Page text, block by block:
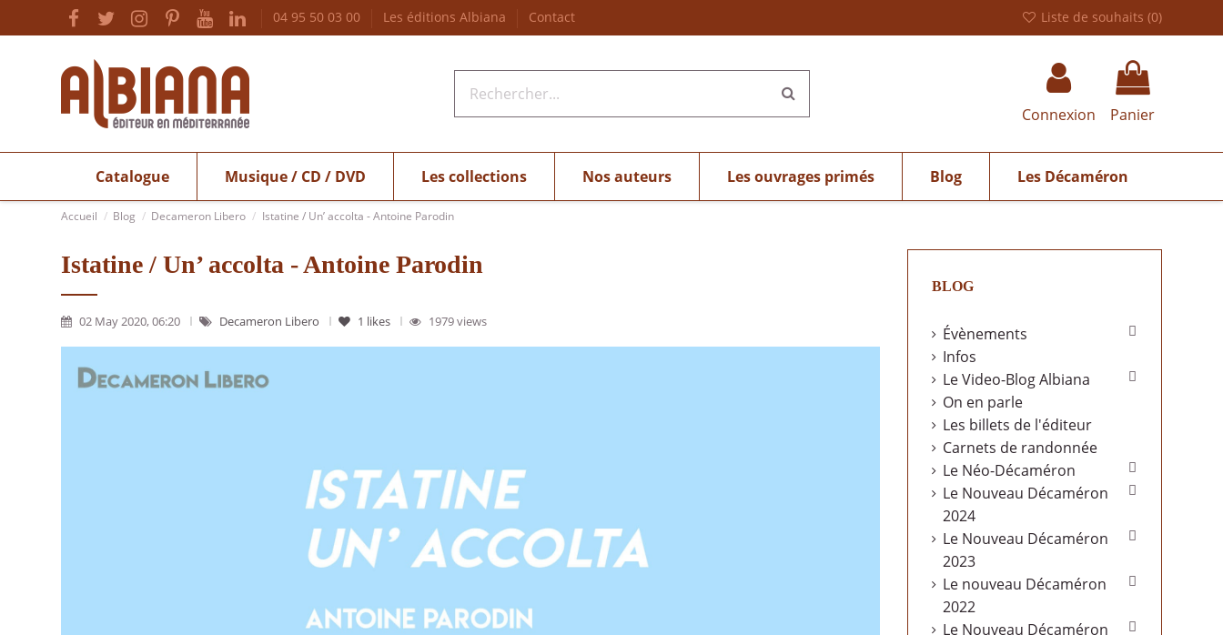
04 95 50 03 00 Les éditions Albiana Contact Liste de souhaits (0)
Connexion Panier
Catalogue Musique / CD / DVD Les collections Nos auteurs Les ouvrages primés Blog Les Décaméron
Accueil Blog Decameron Libero Istatine / Un’ accolta - Antoine Parodin
Istatine / Un’ accolta - Antoine Parodin
02 May 2020, 06:20 Decameron Libero 1 likes 1979 views
BLOG
Évènements 
Infos
Le Video-Blog Albiana

On en parle
Les billets de l'éditeur
Carnets de randonnée
Le Néo-Décaméron

Le Nouveau Décaméron
2024

Le Nouveau Décaméron
2023

Le nouveau Décaméron
2022

Le Nouveau Décaméron
